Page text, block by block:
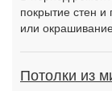
покрытие стен
или
Потолки из